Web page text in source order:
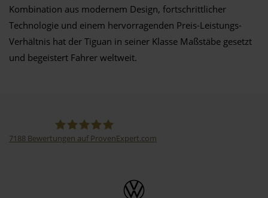
Kombination aus modernem Design, fortschrittlicher
Technologie und einem hervorragenden Preis-Leistungs-
Verhältnis hat der Tiguan in seiner Klasse Maßstäbe gesetzt
und begeistert Fahrer weltweit.
7188 Bewertungen auf ProvenExpert.com